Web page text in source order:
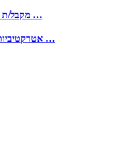
מקבל/ת קצבת נכות בשיעור 74% כמה מותר לך להרוויח ולהמשיך …
אטרקטיביות ותפיסת פנים בקרב טרום מתבגרים עם אוטיזם בתפקוד …